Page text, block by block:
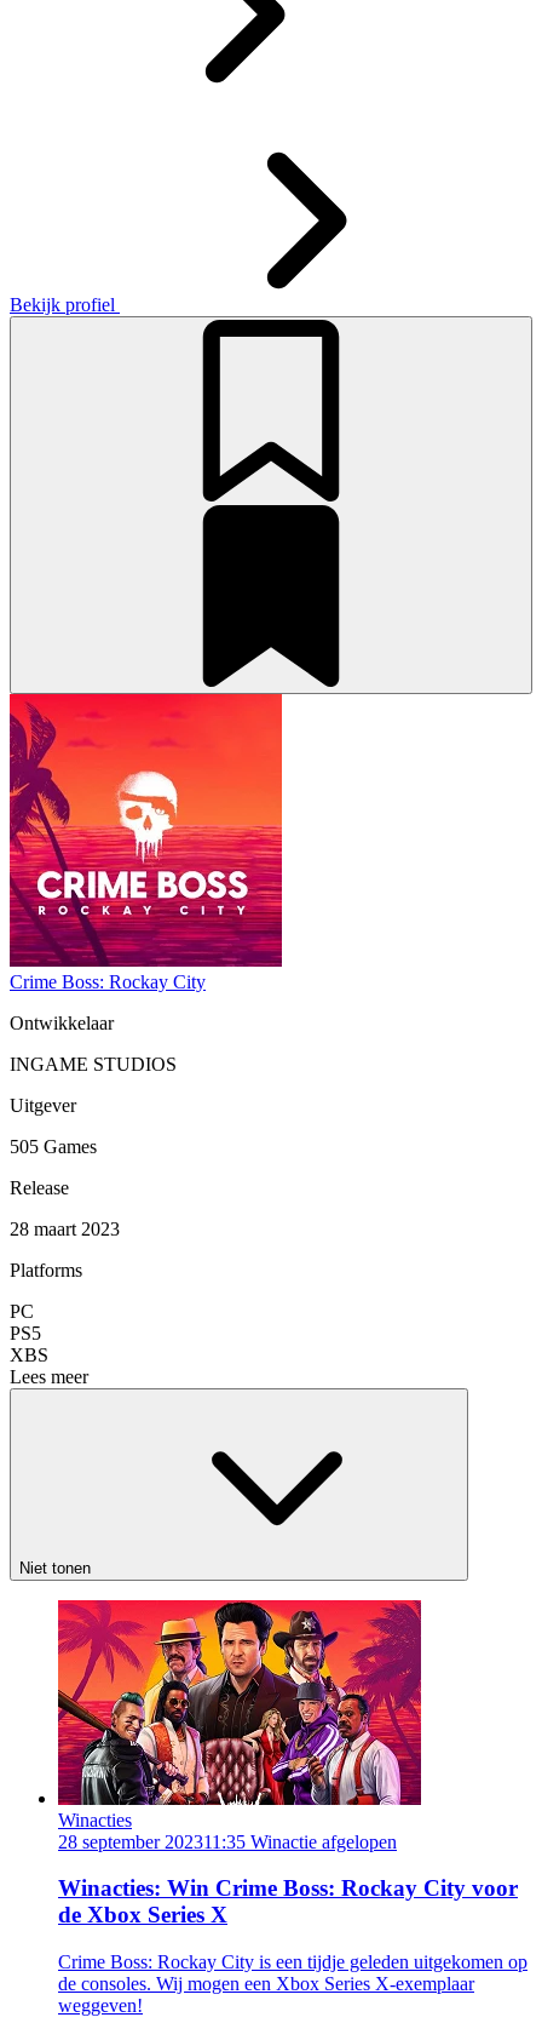
Bekijk profiel
Crime Boss: Rockay City
Ontwikkelaar
INGAME STUDIOS
Uitgever
505 Games
Release
28 maart 2023
Platforms
PC
PS5
XBS
Lees meer
Niet tonen
Winacties
28 september 202311:35 Winactie afgelopen
Winacties: Win Crime Boss: Rockay City voor
de Xbox Series X
Crime Boss: Rockay City is een tijdje geleden uitgekomen op
de consoles. Wij mogen een Xbox Series X-exemplaar
weggeven!